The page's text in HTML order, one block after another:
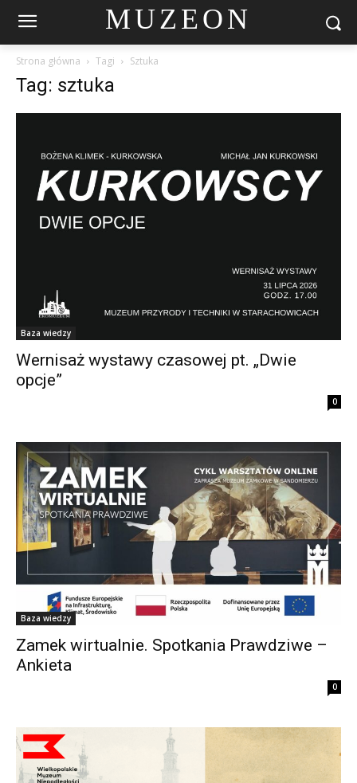
MUZEON
Strona główna Tagi Sztuka
Tag: sztuka
Baza wiedzy
Wernisaż wystawy czasowej pt. „Dwie
opcje”
0
Baza wiedzy
Zamek wirtualnie. Spotkania Prawdziwe –
Ankieta
0